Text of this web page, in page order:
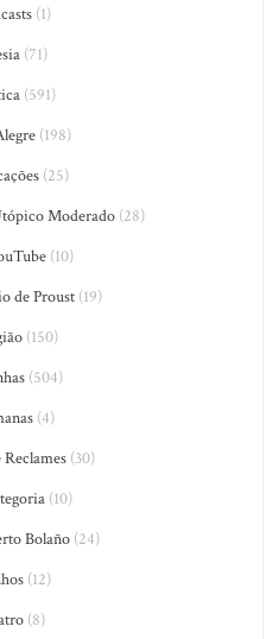
(1)
(71)
(591)
(198)
(25)
Moderado(28)
(10)
de Proust(19)
(150)
(504)
(4)
(30)
(10)
Bolaño (24)
(12)
(8)